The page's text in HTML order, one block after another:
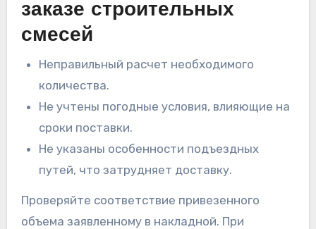
заказе строительных
смесей
Неправильный расчет необходимого
количества.
Не учтены погодные условия, влияющие на
сроки поставки.
Не указаны особенности подъездных
путей, что затрудняет доставку.
Проверяйте соответствие привезенного
объема заявленному в накладной. При